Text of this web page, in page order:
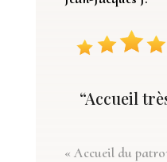
“Accueil
« Accueil du